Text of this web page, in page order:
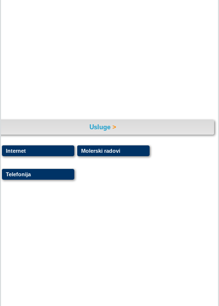
Usluge>
Internet Molerski radovi
Telefonija